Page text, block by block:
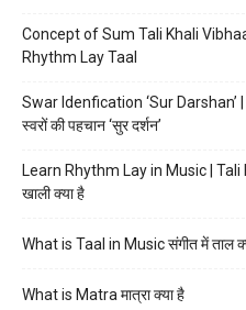
Concept of Sum Tali Khali
Rhythm Lay Taal
Swar Idenfication ‘Sur
स्वरों की पहचान ‘सुर दर्शन’
Learn Rhythm Lay in Music | Tali
खाली क्या है
What is Taal in Music संगीत में ताल
What is Matra मात्रा क्या है